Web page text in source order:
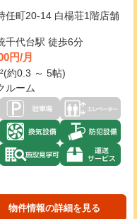
任町20-14 白楊荘1階店舗
千代台駅 徒歩6分
円/月
約0.3 ～ 5帖)
ルーム
物件情報の詳細を見る